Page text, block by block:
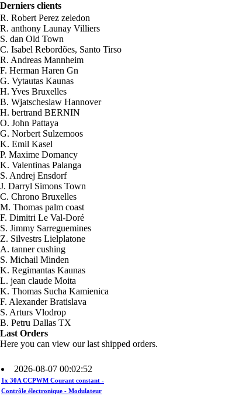
Derniers clients
R. Robert Perez zeledon
R. anthony Launay Villiers
S. dan Old Town
C. Isabel Rebordões, Santo Tirso
R. Andreas Mannheim
F. Herman Haren Gn
G. Vytautas Kaunas
H. Yves Bruxelles
B. Wjatscheslaw Hannover
H. bertrand BERNIN
O. John Pattaya
G. Norbert Sulzemoos
K. Emil Kasel
P. Maxime Domancy
K. Valentinas Palanga
S. Andrej Ensdorf
J. Darryl Simons Town
C. Chrono Bruxelles
M. Thomas palm coast
F. Dimitri Le Val-Doré
S. Jimmy Sarreguemines
Z. Silvestrs Lielplatone
A. tanner cushing
S. Michail Minden
K. Regimantas Kaunas
L. jean claude Moita
K. Thomas Sucha Kamienica
F. Alexander Bratislava
S. Arturs Vlodrop
B. Petru Dallas TX
Last Orders
Here you can view our last shipped orders.
2026-08-07 00:02:52
1x Kit HHO DC2000 pour Voitures
Send to > Costa
Rica
2026-08-07 00:02:52
Contrôle électronique - Modulateur
de Fréquence
Send to > Costa